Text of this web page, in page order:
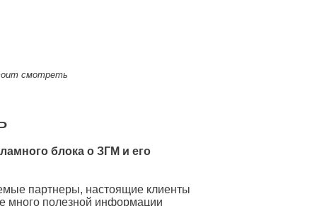
смотреть
блока о ЗГМ и его
партнеры, настоящие клиенты
много полезной информации